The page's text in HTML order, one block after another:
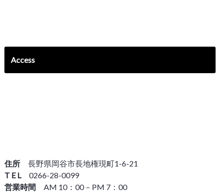
Access
住所 長野県岡谷市長地権現町1-6-21
T E L 0266-28-0099
営業時間 AM 10：00－PM 7：00